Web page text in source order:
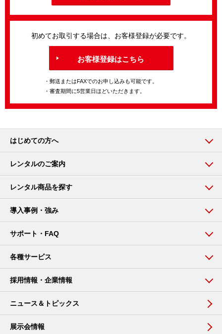
初めてお取引する場合は、お客様登録が必要です。
お客様登録はこちら
・郵送またはFAXでのお申し込みも可能です。
・審査期間に5営業日ほどいただきます。
はじめての方へ
レンタルのご案内
レンタル商品を探す
導入事例・強み
サポート・FAQ
各種サービス
採用情報・企業情報
ニュース＆トピックス
展示会情報